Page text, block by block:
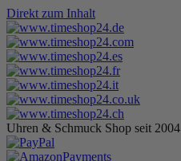
Direkt zum Inhalt
Uhren & Schmuck Shop seit 2004